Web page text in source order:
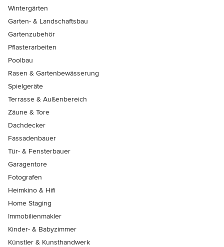
Wintergärten
Garten- & Landschaftsbau
Gartenzubehör
Pflasterarbeiten
Poolbau
Rasen & Gartenbewässerung
Spielgeräte
Terrasse & Außenbereich
Zäune & Tore
Dachdecker
Fassadenbauer
Tür- & Fensterbauer
Garagentore
Fotografen
Heimkino & Hifi
Home Staging
Immobilienmakler
Kinder- & Babyzimmer
Künstler & Kunsthandwerk